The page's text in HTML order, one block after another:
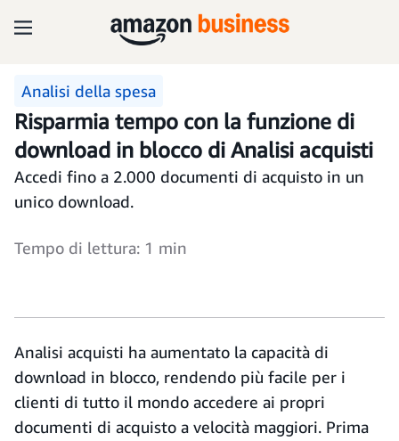
Analisi della spesa
Risparmia tempo con la funzione di
download in blocco di Analisi acquisti
Accedi fino a 2.000 documenti di acquisto in un
unico download.
Tempo di lettura: 1 min
Analisi acquisti ha aumentato la capacità di
download in blocco, rendendo più facile per i
clienti di tutto il mondo accedere ai propri
documenti di acquisto a velocità maggiori. Prima